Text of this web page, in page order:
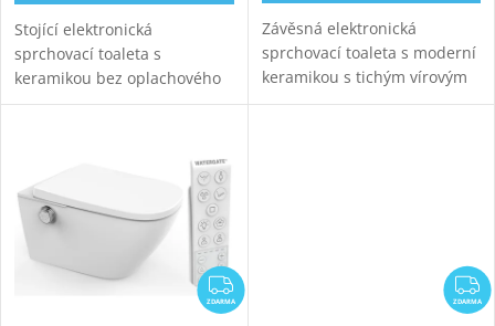
Stojící elektronická
sprchovací toaleta s
keramikou bez oplachového
kruhu. Oblá verze Comfort se
vylepšený...
Závěsná elektronická
sprchovací toaleta s moderní
keramikou s tichým vírovým
splachováním (vortex/Turbo
ZDARMA
ZDARMA ZDARMA